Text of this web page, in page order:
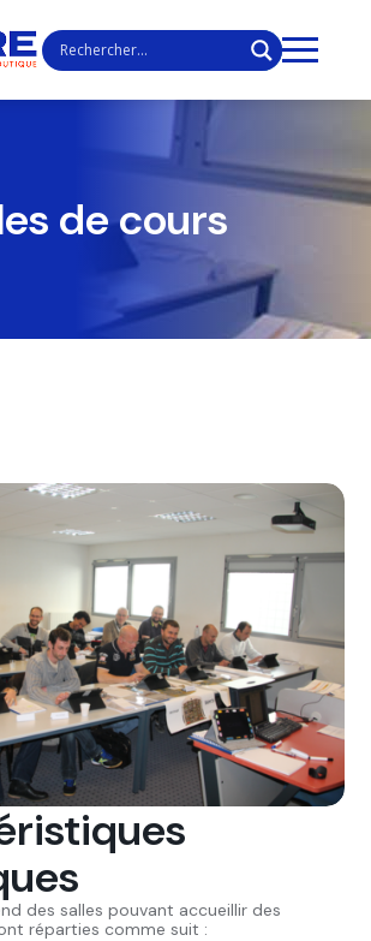
de cours
des salles pouvant accueillir des
réparties comme suit :